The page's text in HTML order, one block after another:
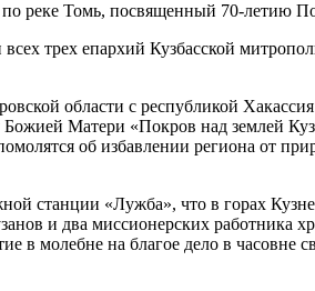
по реке Томь, посвященный 70-летию
трех епархий Кузбасской
области с республикой
Божией Матери «Покров над землей
об избавлении региона от
станции «Лужба», что в горах
и два миссионерских
в молебне на благое дело в